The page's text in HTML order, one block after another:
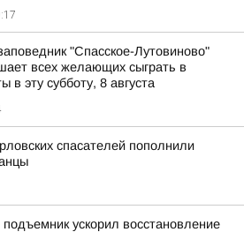
"Спасское-Лутовиново"
всех желающих сыграть в
в эту субботу, 8 августа
спасателей пополнили
ускорил восстановление